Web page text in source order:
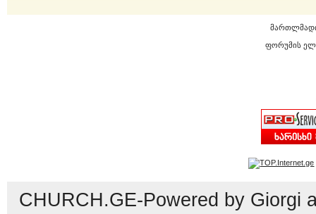
ფორუმის
CHURCH.GE-Powered by Giorgi